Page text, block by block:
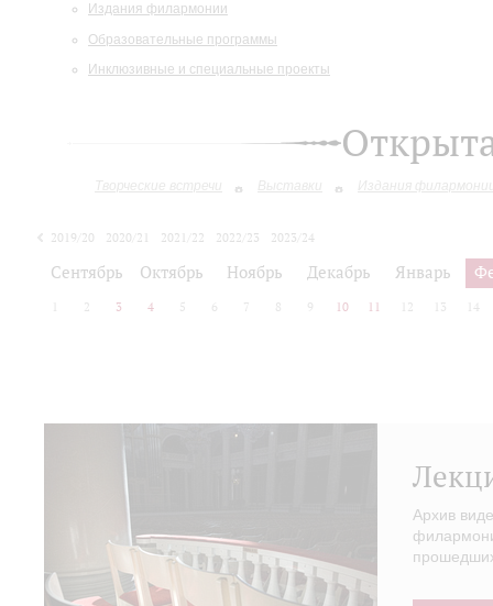
Издания филармонии
Образовательные программы
Инклюзивные и специальные проекты
Творческие встречи Выставки Издания
2019/20 2020/21 2021/22 2022/23
2023/24
Сентябрь Октябрь Ноябрь Декабрь Январь
2 3 4 5 6 7 8 9 10 11 12 13 14
Архив